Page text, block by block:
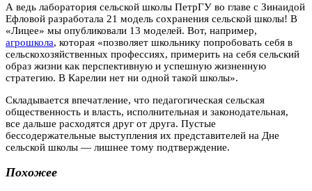
А ведь лаборатория сельской школы ПетрГУ во главе с Зинаидой
Ефловой разработала 21 модель сохранения сельской школы! В
«Лицее» мы опубликовали 13 моделей. Вот, например,
агрошкола, которая «позволяет школьнику попробовать себя в
сельскохозяйственных профессиях, примерить на себя сельский
образ жизни как перспективную и успешную жизненную
стратегию. В Карелии нет ни одной такой школы».
Складывается впечатление, что педагогическая сельская
общественность и власть, исполнительная и законодательная,
все дальше расходятся друг от друга. Пустые
бессодержательные выступления их представителей на Дне
сельской школы — лишнее тому подтверждение.
Похожее